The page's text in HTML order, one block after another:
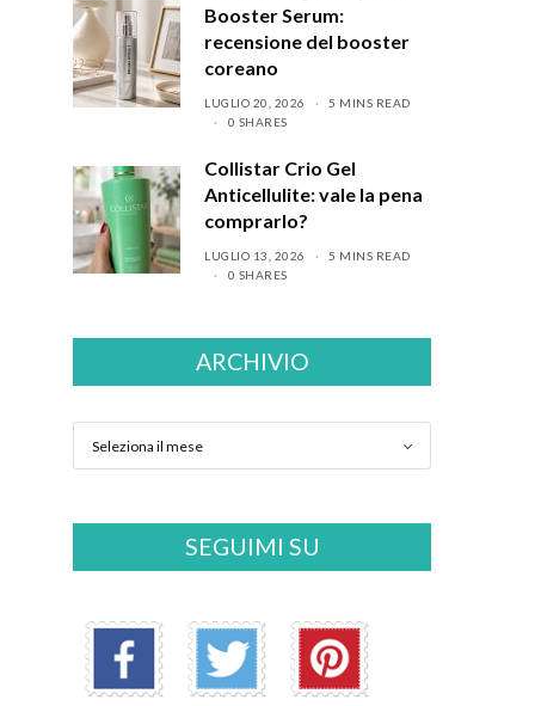
Booster Serum:
recensione del booster
coreano
LUGLIO 20, 2026
5 MINS READ
0 SHARES
Collistar Crio Gel
Anticellulite: vale la pena
comprarlo?
LUGLIO 13, 2026
5 MINS READ
0 SHARES
ARCHIVIO
SEGUIMI SU